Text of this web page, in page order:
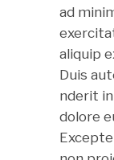
ad
aliquip
Duis
nderit
dolore